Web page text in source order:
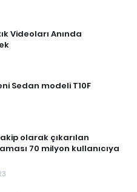
Videoları Anında
Sedan modeli T10F
olarak çıkarılan
70 milyon kullanıcıya